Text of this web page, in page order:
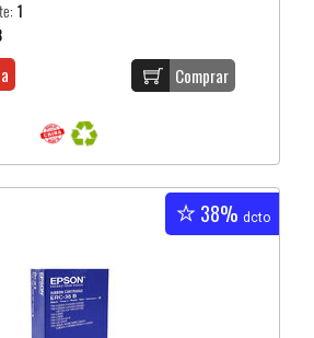
1
Comprar
38% dcto